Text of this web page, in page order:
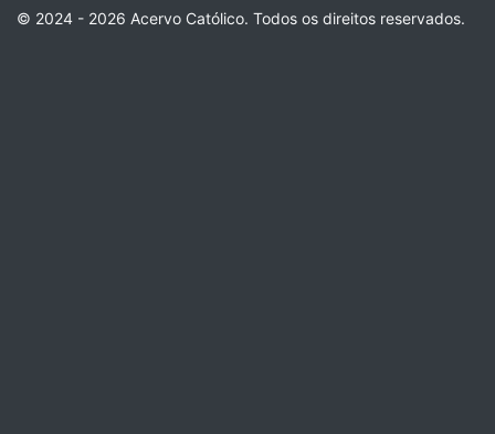
© 2024 - 2026 Acervo Católico. Todos os direitos reservados.